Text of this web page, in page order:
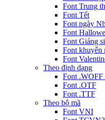
Font Trung
Font Tết
Font ngày
Font
Font Giáng
Font khuyến
Font
Theo định dạng
Font .WOFF
Font .OTF
Font .TTF
Theo bộ mã
Font VNI